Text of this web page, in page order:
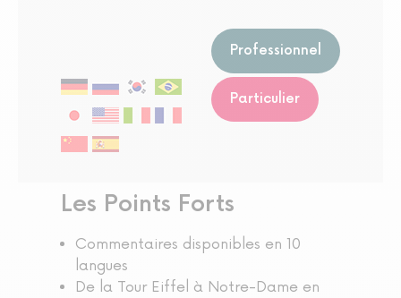
Professionnel
Particulier
Les Points Forts
Commentaires disponibles en 10
langues
De la Tour Eiffel à Notre-Dame en